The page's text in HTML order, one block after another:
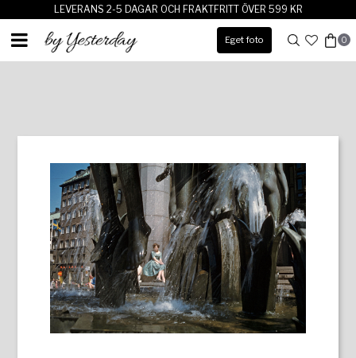
LEVERANS 2-5 DAGAR OCH FRAKTFRITT ÖVER 599 KR
Eget foto 0